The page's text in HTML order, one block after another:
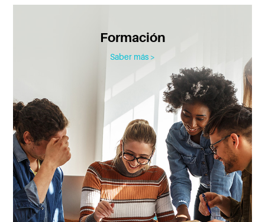
Formación
Saber más >